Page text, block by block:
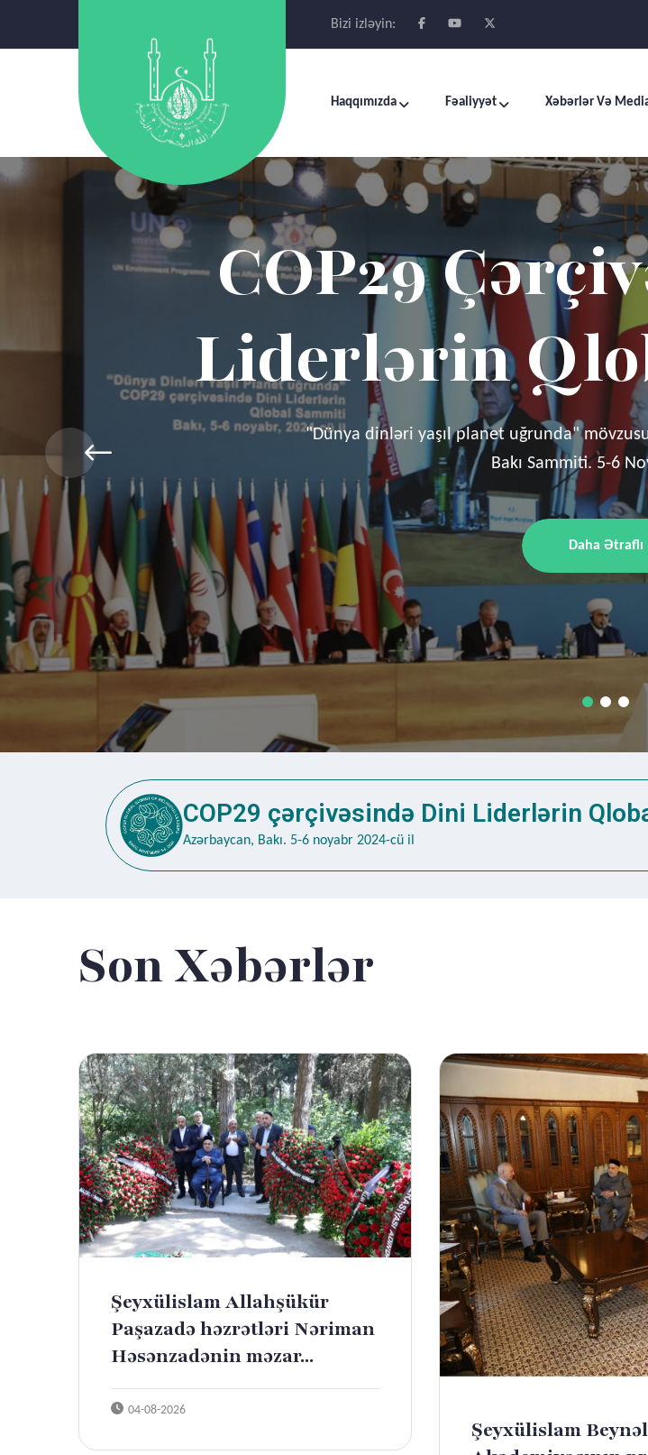
Bizi izləyin:
Haqqımızda Fəaliyyət Xəbərlər Və
Qafqaz Müsəlmanları İdarəsi beynəlxalq
dövlətinin maraq və mənafelərinə,
COP29 çərçivəsində Dini Liderlərin
Azərbaycan, Bakı. 5-6 noyabr 2024-cü il
Son Xəbərlər
Şeyxülislam Allahşükür
Paşazadə həzrətləri Nəriman
Həsənzadənin məzar...
04-08-2026
Şeyxülislam